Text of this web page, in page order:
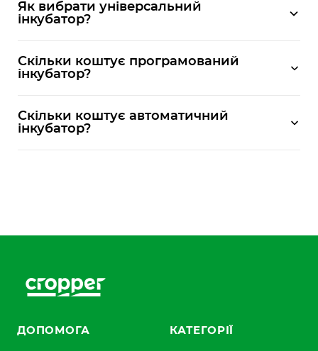
Як вибрати універсальний
інкубатор?
Скільки коштує програмований
інкубатор?
Скільки коштує автоматичний
інкубатор?
ДОПОМОГА КАТЕГОРІЇ